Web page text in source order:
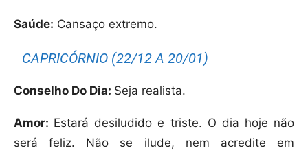
Saúde: Cansaço extremo.
CAPRICÓRNIO (22/12 A 20/01)
Conselho Do Dia: Seja realista.
Amor: Estará desiludido e triste. O dia hoje não
será feliz. Não se ilude, nem acredite em